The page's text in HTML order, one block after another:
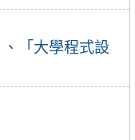
「大學程式設